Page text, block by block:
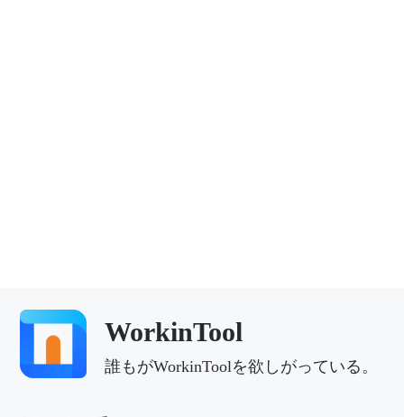
WorkinTool
誰もがWorkinToolを欲しがっている。